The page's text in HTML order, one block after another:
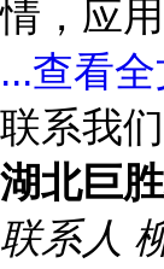
情，应
...查看
联系我们
湖北巨
联系人